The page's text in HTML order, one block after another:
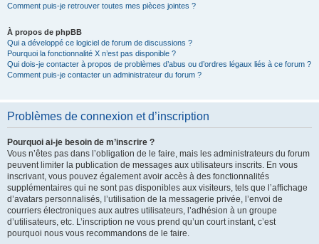
Comment puis-je retrouver toutes mes pièces jointes ?
À propos de phpBB
Qui a développé ce logiciel de forum de discussions ?
Pourquoi la fonctionnalité X n’est pas disponible ?
Qui dois-je contacter à propos de problèmes d’abus ou d’ordres légaux liés à ce forum ?
Comment puis-je contacter un administrateur du forum ?
Problèmes de connexion et d’inscription
Pourquoi ai-je besoin de m’inscrire ?
Vous n’êtes pas dans l’obligation de le faire, mais les administrateurs du forum
peuvent limiter la publication de messages aux utilisateurs inscrits. En vous
inscrivant, vous pouvez également avoir accès à des fonctionnalités
supplémentaires qui ne sont pas disponibles aux visiteurs, tels que l’affichage
d’avatars personnalisés, l’utilisation de la messagerie privée, l’envoi de
courriers électroniques aux autres utilisateurs, l’adhésion à un groupe
d’utilisateurs, etc. L’inscription ne vous prend qu’un court instant, c’est
pourquoi nous vous recommandons de le faire.